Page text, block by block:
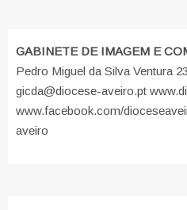
GABINETE DE IMAGEM E
Pedro Miguel da Silva Ventura
gicda@diocese-aveiro.pt
www.facebook.com/
aveiro